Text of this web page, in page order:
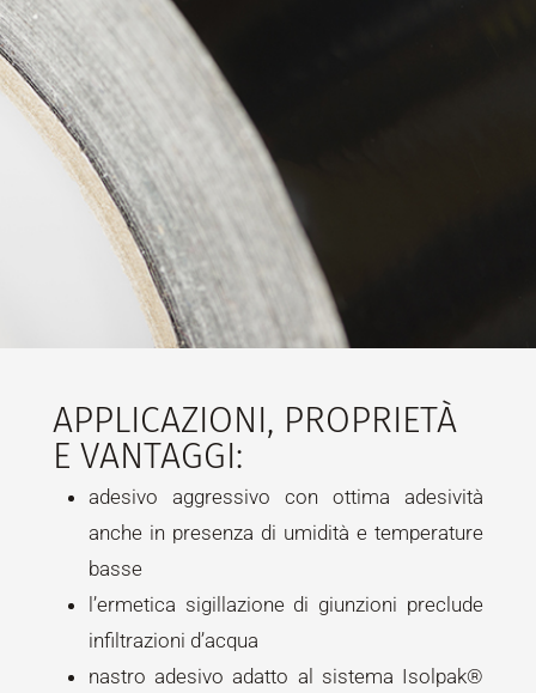
APPLICAZIONI, PROPRIETÀ
E VANTAGGI:
adesivo aggressivo con ottima adesività
anche in presenza di umidità e temperature
basse
l’ermetica sigillazione di giunzioni preclude
infiltrazioni d’acqua
nastro adesivo adatto al sistema Isolpak®